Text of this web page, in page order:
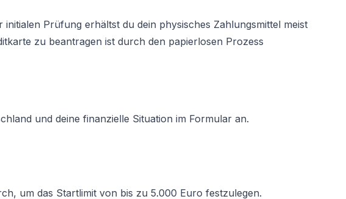
Prüfung erhältst du dein physisches Zahlungsmittel meist
zu beantragen ist durch den papierlosen Prozess
und deine finanzielle Situation im Formular an.
um das Startlimit von bis zu 5.000 Euro festzulegen.